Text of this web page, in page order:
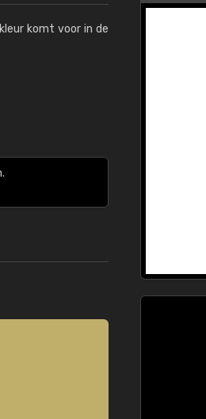
komt voor in de
waterbasis